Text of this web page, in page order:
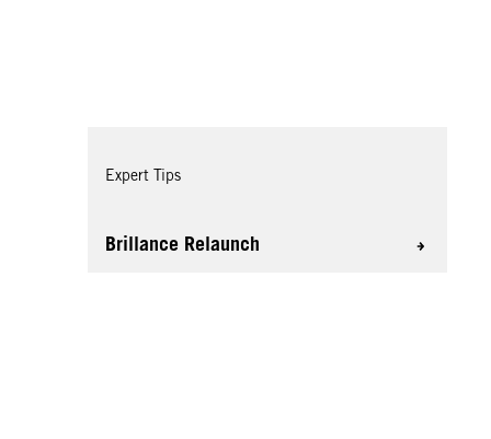
Expert Tips
Brillance Relaunch